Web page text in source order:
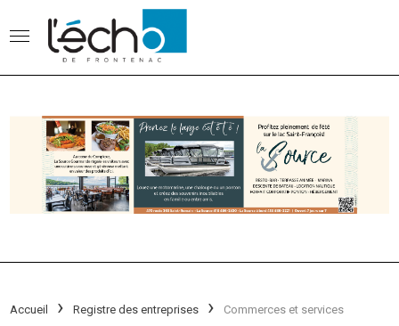
Accueil Registre des entreprises Commerces et services